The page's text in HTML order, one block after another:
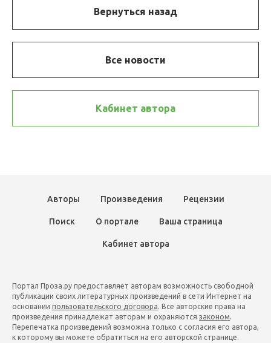
Вернуться назад
Все новости
Кабинет автора
Авторы Произведения Рецензии
Поиск О портале Ваша страница
Кабинет автора
Портал Проза.ру предоставляет авторам возможность свободной
публикации своих литературных произведений в сети Интернет на
основании пользовательского договора. Все авторские права на
произведения принадлежат авторам и охраняются законом.
Перепечатка произведений возможна только с согласия его автора,
к которому вы можете обратиться на его авторской странице.